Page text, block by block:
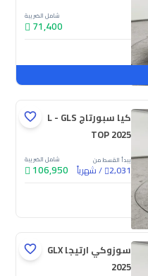
شامل الضريبة
71,400
كيا سبورتاج L - GLS
TOP 2025
يبدأ القسط من
2,031
/شهرياً
شامل الضريبة
106,950
سوزوكي ارتيجا GLX
2025